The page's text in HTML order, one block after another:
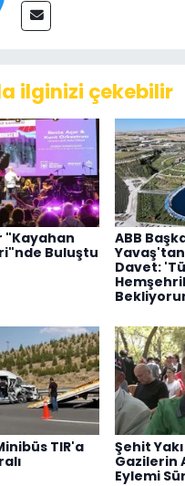
ilginizi çekebilir
"Kayahan
Buluştu
ABB
Davet:
TIR'a
Şehit
Gazilerin
Eylemi